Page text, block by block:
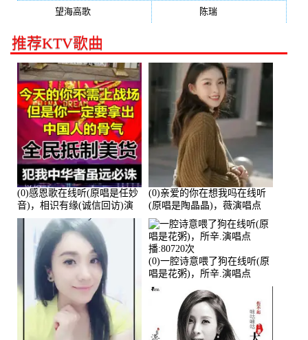
望海高歌 陈瑞(128)
推荐KTV歌曲
(0)感恩歌在线听(原唱是任妙
音)，相识有缘(诚信回访)演
唱点播:161288次
(0)亲爱的你在想我吗在线听
(原唱是陶晶晶)，薇演唱点
播:159722次
(0)一腔诗意喂了狗在线听(原
唱是花粥)，所辛.演唱点
播:80720次